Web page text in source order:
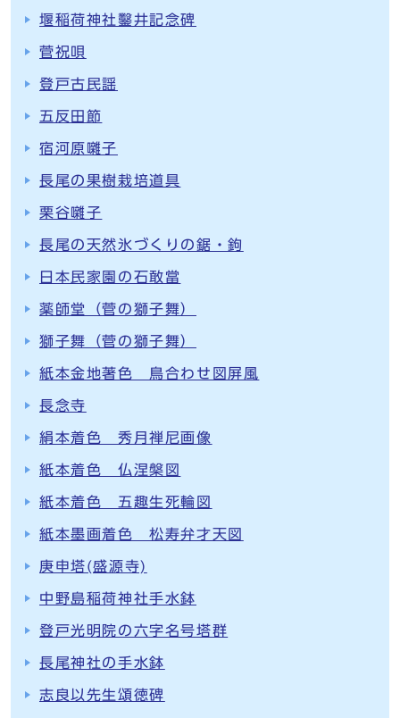
堰稲荷神社鑿井記念碑
菅祝唄
登戸古民謡
五反田節
宿河原囃子
長尾の果樹栽培道具
栗谷囃子
長尾の天然氷づくりの鋸・鉤
日本民家園の石敢當
薬師堂（菅の獅子舞）
獅子舞（菅の獅子舞）
紙本金地著色 鳥合わせ図屏風
長念寺
絹本着色 秀月禅尼画像
紙本着色 仏涅槃図
紙本着色 五趣生死輪図
紙本墨画着色 松寿弁才天図
庚申塔(盛源寺)
中野島稲荷神社手水鉢
登戸光明院の六字名号塔群
長尾神社の手水鉢
志良以先生頌徳碑